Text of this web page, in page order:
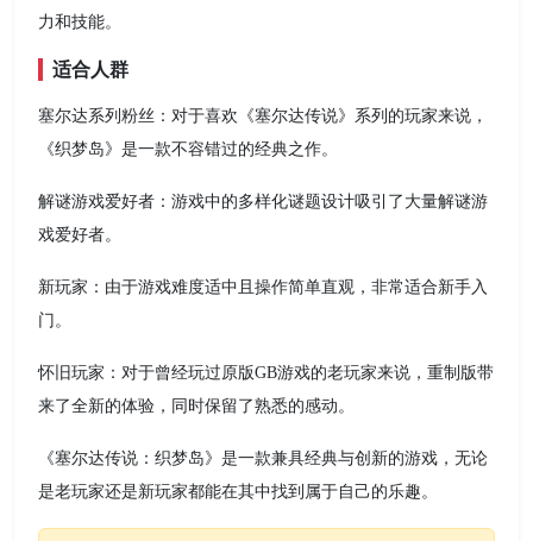
力和技能。
适合人群
塞尔达系列粉丝：对于喜欢《塞尔达传说》系列的玩家来说，
《织梦岛》是一款不容错过的经典之作。
解谜游戏爱好者：游戏中的多样化谜题设计吸引了大量解谜游
戏爱好者。
新玩家：由于游戏难度适中且操作简单直观，非常适合新手入
门。
怀旧玩家：对于曾经玩过原版GB游戏的老玩家来说，重制版带
来了全新的体验，同时保留了熟悉的感动。
《塞尔达传说：织梦岛》是一款兼具经典与创新的游戏，无论
是老玩家还是新玩家都能在其中找到属于自己的乐趣。